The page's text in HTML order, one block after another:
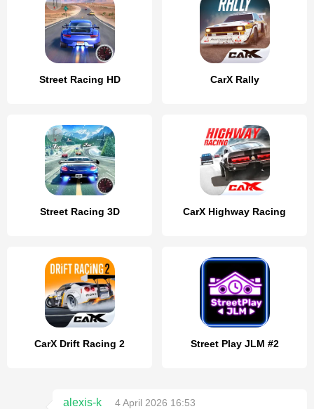
Street Racing HD CarX Rally
Street Racing 3D CarX Highway Racing
CarX Drift Racing 2 Street Play JLM #2
alexis-k 4 April 2026 16:53